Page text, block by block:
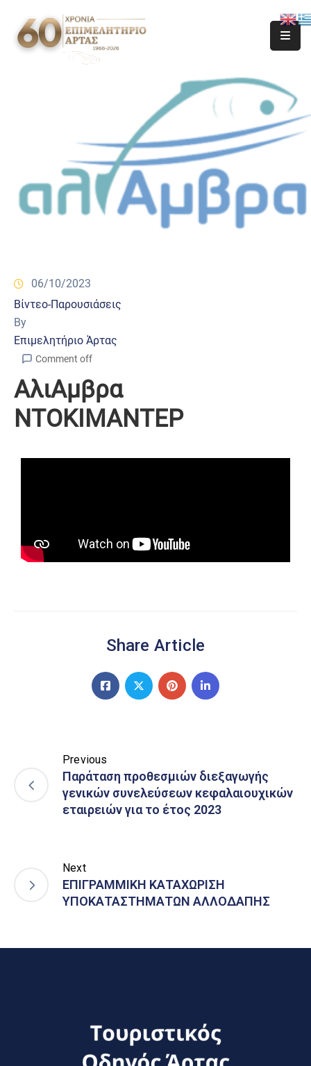
06/10/2023
Βίντεο-Παρουσιάσεις
By
Επιμελητήριο Άρτας
Comment off
ΑλιΑμβρα
ΝΤΟΚΙΜΑΝΤΕΡ
Share Article
Previous
Παράταση προθεσμιών διεξαγωγής
γενικών συνελεύσεων κεφαλαιουχικών
εταιρειών για το έτος 2023
Next
ΕΠΙΓΡΑΜΜΙΚΗ ΚΑΤΑΧΩΡΙΣΗ
ΥΠΟΚΑΤΑΣΤΗΜΑΤΩΝ ΑΛΛΟΔΑΠΗΣ